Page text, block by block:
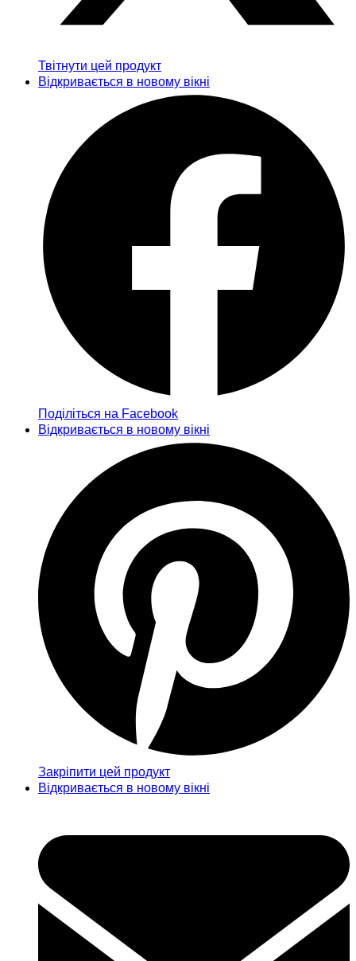
Твітнути цей продукт
Відкривається в новому вікні
Поділіться на Facebook
Відкривається в новому вікні
Закріпити цей продукт
Відкривається в новому вікні